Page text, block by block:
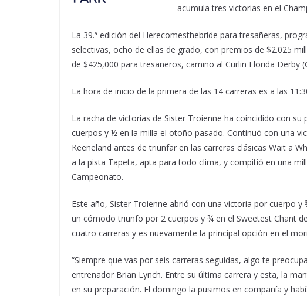
acumula tres victorias en el
La 39.ª edición del Herecomesthebride para tresañeras,
selectivas, ocho de ellas de grado, con premios de $2.025
de $425,000 para tresañeros, camino al Curlin Florida Derby
La hora de inicio de la primera de las 14 carreras es a las
La racha de victorias de Sister Troienne ha coincidido con
cuerpos y ½ en la milla el otoño pasado. Continuó con una
Keeneland antes de triunfar en las carreras clásicas Wait a
a la pista Tapeta, apta para todo clima, y ​​compitió en una
Campeonato.
Este año, Sister Troienne abrió con una victoria por cuerpo
un cómodo triunfo por 2 cuerpos y ¾ en el Sweetest Chant
cuatro carreras y es nuevamente la principal opción en el
“Siempre que vas por seis carreras seguidas, algo te
entrenador Brian Lynch. Entre su última carrera y esta, la
en su preparación. El domingo la pusimos en compañía y